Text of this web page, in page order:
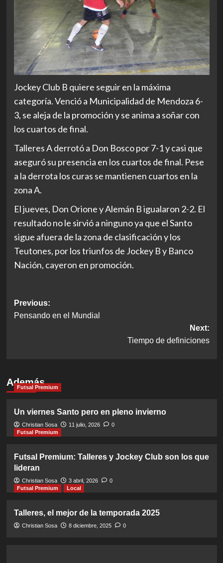
Jockey Club B quiere seguir en la máxima
categoría. Venció a Municipalidad de Mendoza 6-
3, se aleja de la promoción y se anima a soñar con
los cuartos de final.
Talleres A derrotó a Don Bosco por 7-1 y casi que
aseguró su presencia en los cuartos de final. Pese
a la derrota los curas se mantienen cuartos en la
zona A.
El jueves, Don Orione y Alemán B igualaron 2-2. El
resultado no le sirvió a ninguno ya que el Santo
sigue afuera de la zona de clasificación y los
Teutones, por los triunfos de Jockey B y Banco
Nación, cayeron en promoción.
Post
navigation
Previous:
Pensando en el Mundial
Next:
Tiempo de definiciones
Además
Futsal Premium
Un viernes Santo pero en pleno invierno
Christian Sosa 11 julio, 2026
0
Futsal Premium
Futsal Premium: Talleres y Jockey Club son los que
lideran
Christian Sosa 3 abril, 2026
0
Futsal Premium
Local
Talleres, el mejor de la temporada 2025
Christian Sosa 8 diciembre, 2025 0